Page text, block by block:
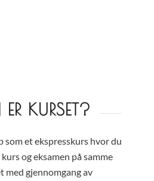
KURSET?
som et ekspresskurs hvor du
og eksamen på samme
med gjennomgang av